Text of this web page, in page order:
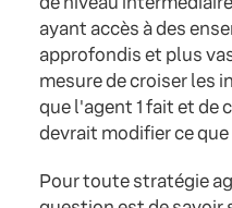
ayant accès à des
approfondis et plus
mesure de croiser les
que l'agent 1 fait et de
devrait modifier ce
Pour toute stratégie